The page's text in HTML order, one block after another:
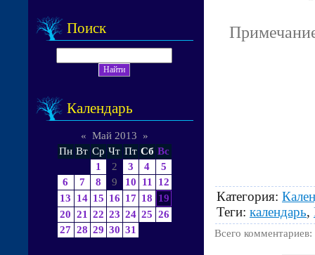
Поиск
Календарь
« Май 2013
»
Пн Вт Ср Чт Пт Сб Вс
1
2 3 4
5
6
7 8 9 10 11
12
13
14 15 16 17 18
19
20 21 22 23 24 25 26
27 28 29 30 31
Категория:
Теги: календарь,
Всего комментариев: